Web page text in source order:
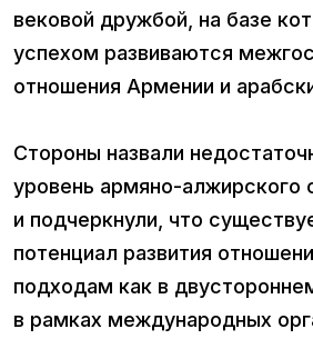
вековой дружбой, на базе
успехом развиваются
отношения Армении и
Стороны назвали
уровень армяно-алжирского
и подчеркнули, что
потенциал развития
подходам как в
в рамках международных